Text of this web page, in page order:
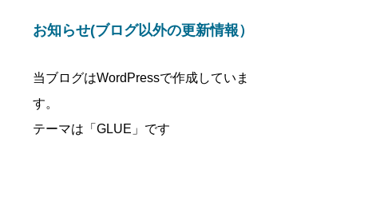
お知らせ(ブログ以外の更新情報）
当ブログはWordPressで作成していま
す。
テーマは「GLUE」です